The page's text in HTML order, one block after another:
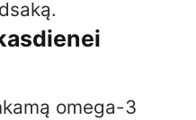
omega-3